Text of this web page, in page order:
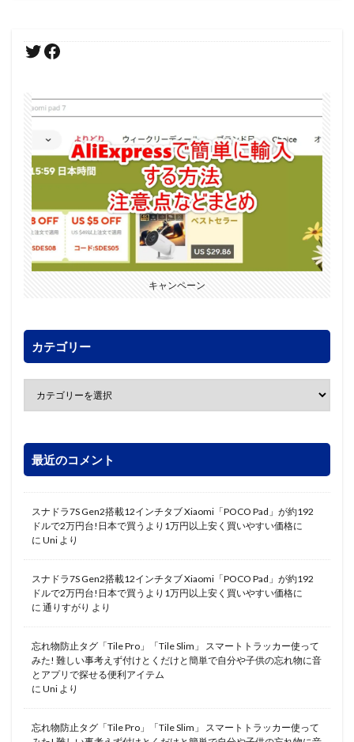
キャンペーン
カテゴリー
最近のコメント
スナドラ7S Gen2搭載12インチタブ Xiaomi「POCO Pad」が約192
ドルで2万円台!日本で買うより1万円以上安く買いやすい価格に
に Uni より
スナドラ7S Gen2搭載12インチタブ Xiaomi「POCO Pad」が約192
ドルで2万円台!日本で買うより1万円以上安く買いやすい価格に
に 通りすがり より
忘れ物防止タグ「Tile Pro」「Tile Slim」 スマートトラッカー使って
みた! 難しい事考えず付けとくだけと簡単で自分や子供の忘れ物に音
とアプリで探せる便利アイテム
に Uni より
忘れ物防止タグ「Tile Pro」「Tile Slim」 スマートトラッカー使って